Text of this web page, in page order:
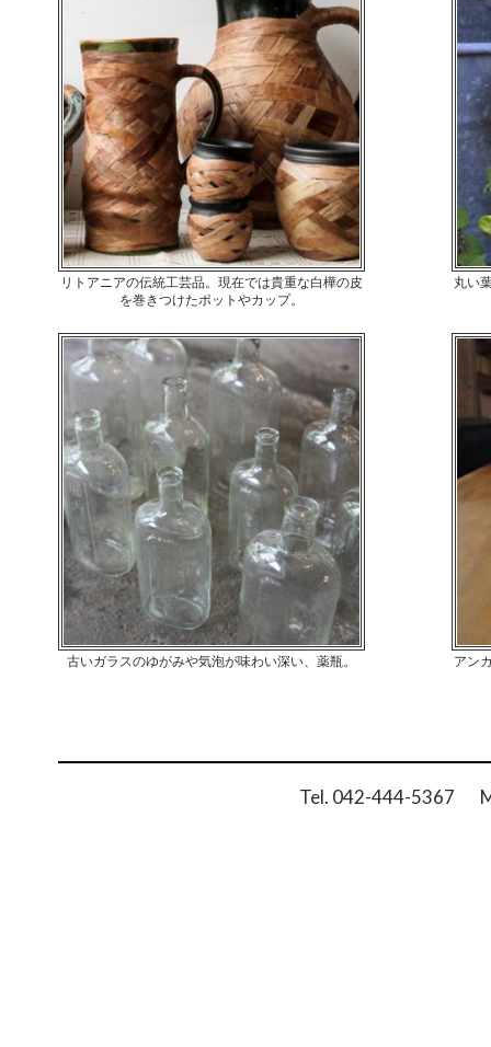
リトアニアの伝統工芸品。現在では貴重な白樺の皮
を巻きつけたポットやカップ。
丸い
古いガラスのゆがみや気泡が味わい深い、薬瓶。 アン
Tel. 042-444-5367